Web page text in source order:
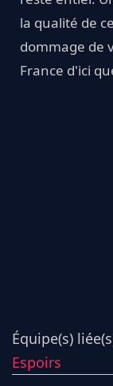
la qualité de
dommage de
France d'ici
Équipe(s)
Espoirs